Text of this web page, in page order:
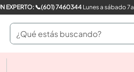
COMPRA CON UN EXPERTO: 📞(601) 7460344Lunes a sábado
¿Qué estás buscando?